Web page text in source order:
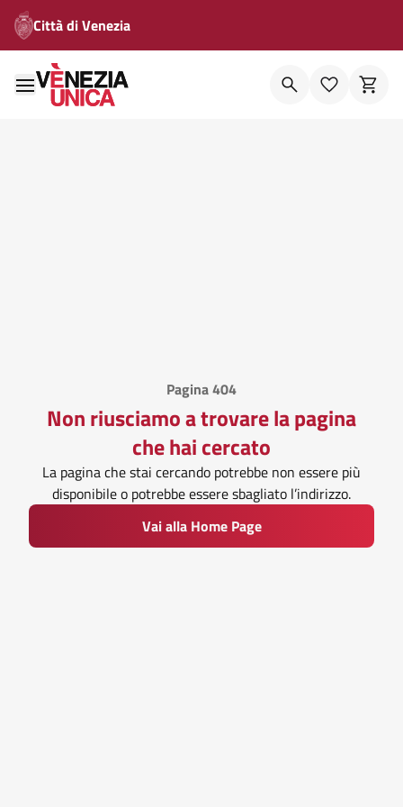
Città di Venezia
Pagina 404
Non riusciamo a trovare la pagina
che hai cercato
La pagina che stai cercando potrebbe non essere più
disponibile o potrebbe essere sbagliato l’indirizzo.
Vai alla Home Page